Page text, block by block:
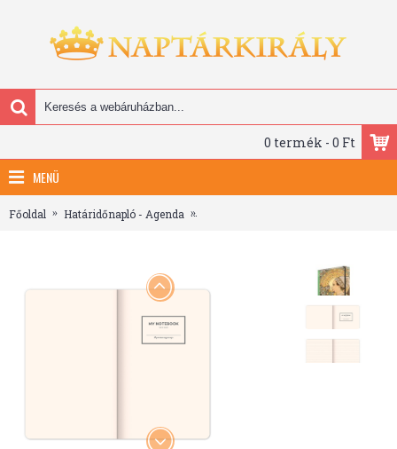
0 termék - 0 Ft
MENÜ
Főoldal Határidőnapló - Agenda